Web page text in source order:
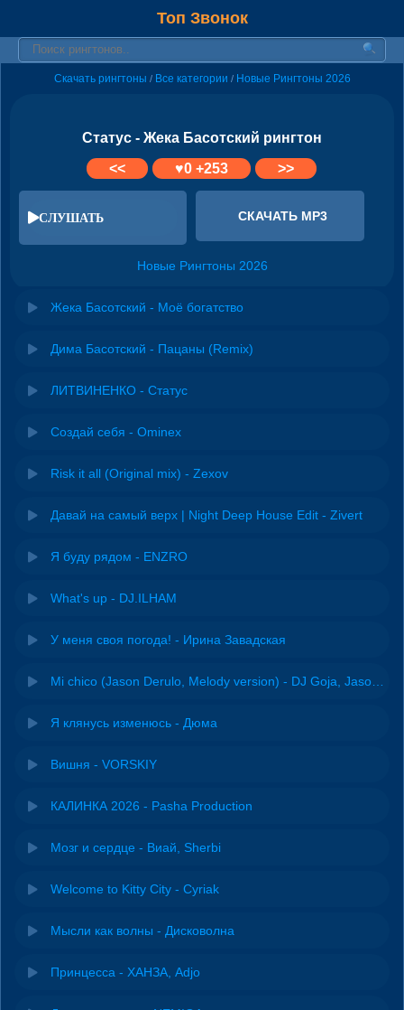
Топ Звонок
Скачать рингтоны / Все категории / Новые Рингтоны 2026
Статус - Жека Басотский рингтон
<<
♥0+253 >>
СЛУШАТЬ СКАЧАТЬ MP3
Новые Рингтоны 2026
Жека Басотский - Моё богатство
Дима Басотский - Пацаны (Remix)
ЛИТВИНЕНКО - Статус
Создай себя - Ominex
Risk it all (Original mix) - Zexov
Давай на самый верх | Night Deep House Edit - Zivert
Я буду рядом - ENZRO
What's up - DJ.ILHAM
У меня своя погода! - Ирина Завадская
Я клянусь изменюсь - Дюма
Вишня - VORSKIY
КАЛИНКА 2026 - Pasha Production
Мозг и сердце - Виай, Sherbi
Welcome to Kitty City - Cyriak
Мысли как волны - Дисковолна
Принцесса - ХАНЗА, Adjo